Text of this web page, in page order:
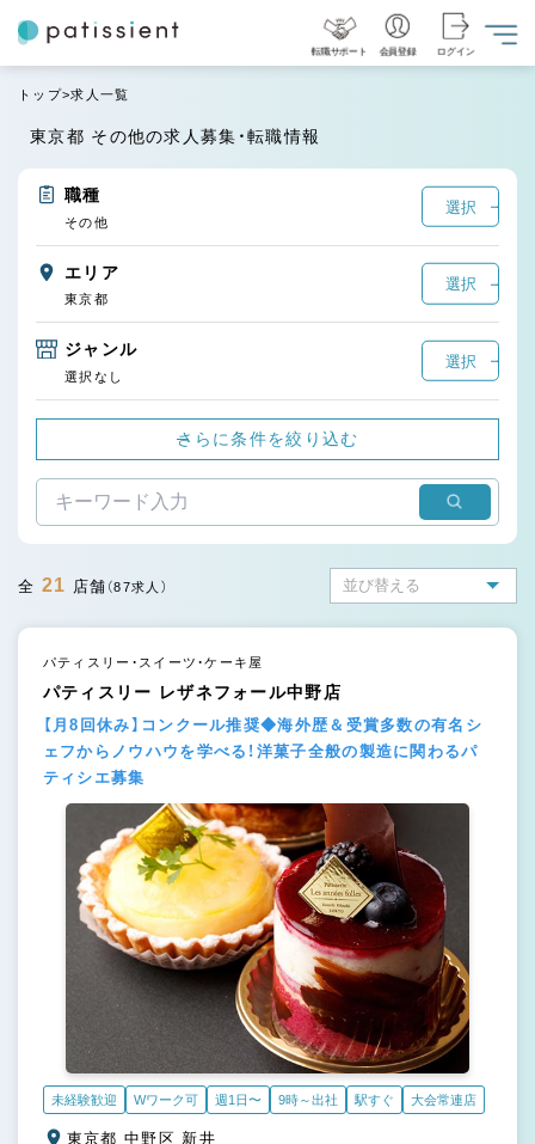
転職サポート 会員登録 ログイン
トップ 求人一覧
東京都 その他の求人募集・転職情報
職種
選択
その他
エリア
選択
東京都
ジャンル
選択
選択なし
さらに条件を絞り込む
全 21 店舗 （87求人）
パティスリー・スイーツ・ケーキ屋
パティスリー レザネフォール中野店
【月8回休み】コンクール推奨◆海外歴＆受賞多数の有名シ
ェフからノウハウを学べる！洋菓子全般の製造に関わるパ
ティシエ募集
未経験歓迎 Wワーク可 週1日〜 9時～出社 駅すぐ 大会常連店
東京都 中野区 新井